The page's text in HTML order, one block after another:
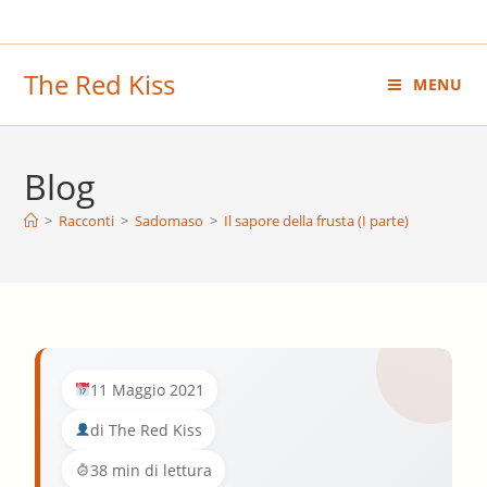
al
The Red Kiss MENU
Blog
> Racconti > Sadomaso > Il sapore della frusta (I parte)
11 Maggio 2021
di The Red Kiss
38 min di lettura